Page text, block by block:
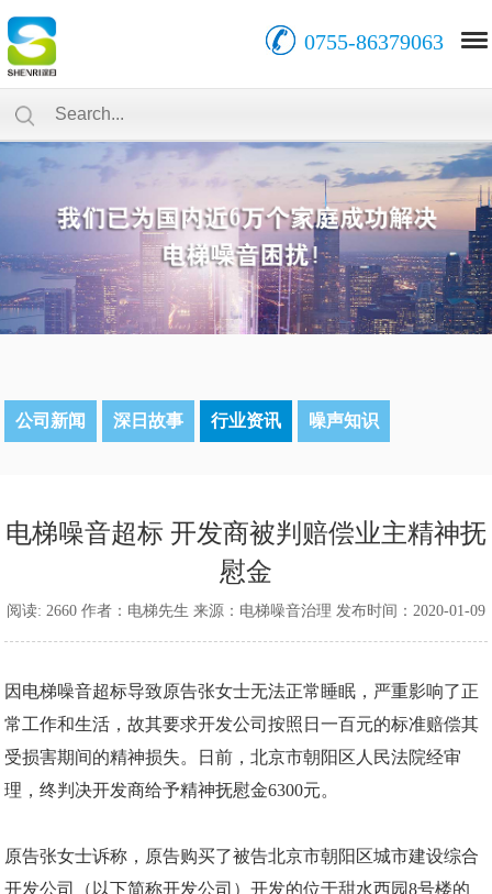
0755-86379063
公司新闻 深日故事 行业资讯 噪声知识
电梯噪音超标 开发商被判赔偿业主精神抚
慰金
阅读: 2660 作者：电梯先生 来源：电梯噪音治理 发布时间：2020-01-09
因电梯噪音超标导致原告张女士无法正常睡眠，严重影响了正
常工作和生活，故其要求开发公司按照日一百元的标准赔偿其
受损害期间的精神损失。日前，北京市朝阳区人民法院经审
理，终判决开发商给予精神抚慰金6300元。
原告张女士诉称，原告购买了被告北京市朝阳区城市建设综合
开发公司（以下简称开发公司）开发的位于甜水西园8号楼的